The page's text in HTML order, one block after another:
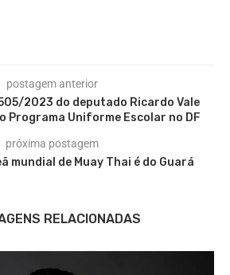
postagem anterior
2023 do deputado Ricardo Vale
Programa Uniforme Escolar no DF
próxima postagem
mundial de Muay Thai é do Guará
RELACIONADAS